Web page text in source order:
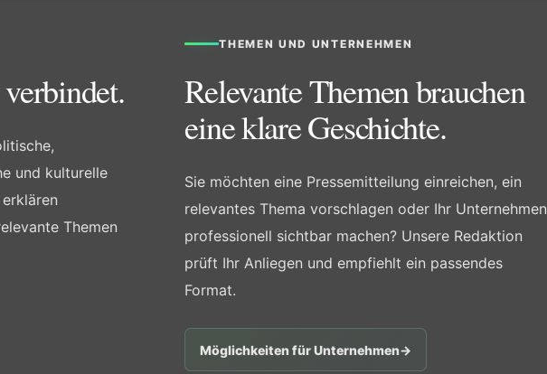
und kulturelle
Themen
THEMEN UND UNTERNEHMEN
Relevante Themen brauchen
eine klare Geschichte.
Sie möchten eine Pressemitteilung einreichen, ein
relevantes Thema vorschlagen oder Ihr Unternehmen
professionell sichtbar machen? Unsere Redaktion
prüft Ihr Anliegen und empfiehlt ein passendes
Format.
Möglichkeiten für Unternehmen→